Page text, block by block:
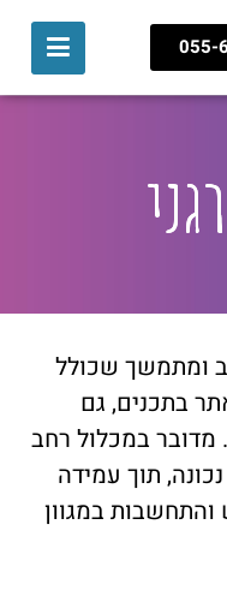
055-
ומתמשך שכולל
בתכנים, גם
מדובר במכלול רחב
תוך עמידה
במגוון